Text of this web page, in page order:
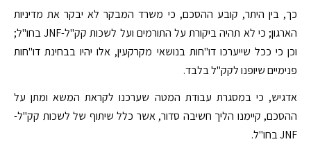
כך, בין היתר, קובע ההסכם, כי משרד המבקר לא יבקר את מדיניות
הארגון; כי לא תהיה ביקורת על התורמים ועל לשכות קק"ל-JNF בחו"ל;
וכן כי ככל שייערכו דו"חות בנושאי מקרקעין, אלו יהיו בבחינת דו"חות
פנימיים שיופנו לקק"ל בלבד.
אדגיש, כי במסגרת עבודת המטה שערכנו לקראת המשא ומתן על
ההסכם, קיימנו הליך חשיבה סדור, אשר כלל שיתוף של לשכות קק"ל-
JNF בחו"ל.